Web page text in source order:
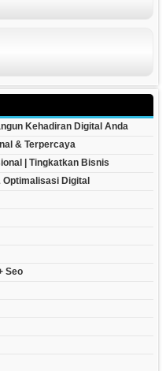
Kehadiran Digital Anda
& Terpercaya
| Tingkatkan Bisnis
Digital
Seo